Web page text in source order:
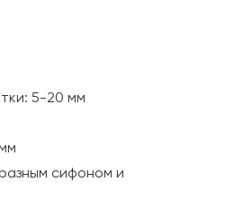
5-20 мм
сифоном и